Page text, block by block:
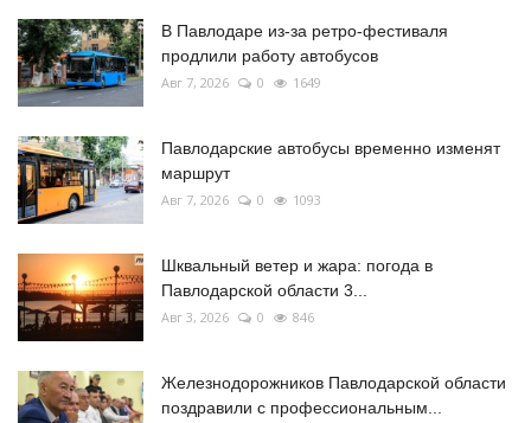
В Павлодаре из-за ретро-фестиваля
продлили работу автобусов
Авг 7, 2026 0 1649
Павлодарские автобусы временно изменят
маршрут
Авг 7, 2026 0 1093
Шквальный ветер и жара: погода в
Павлодарской области 3...
Авг 3, 2026 0 846
Железнодорожников Павлодарской области
поздравили с профессиональным...